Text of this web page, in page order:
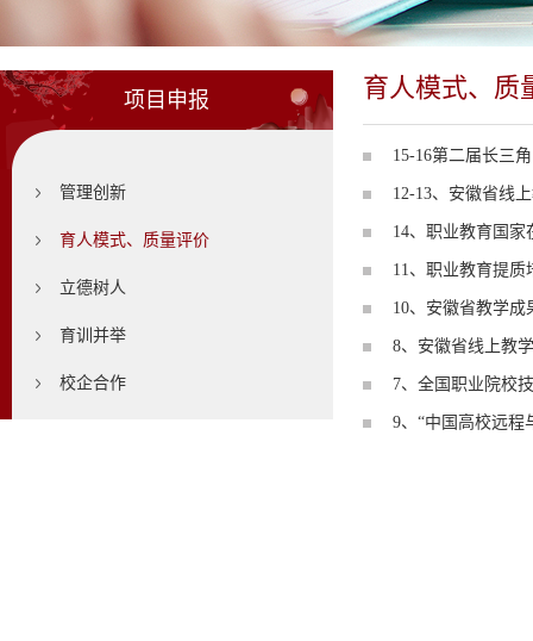
项目申报
管理创新
育人模式、质量评价
立德树人
育训并举
校企合作
育人模式、质
15-16第二届长三
12-13、安徽省线
14、职业教育国
11、职业教育提
10、安徽省教学成
8、安徽省线上教
7、全国职业院校
9、“中国高校远程